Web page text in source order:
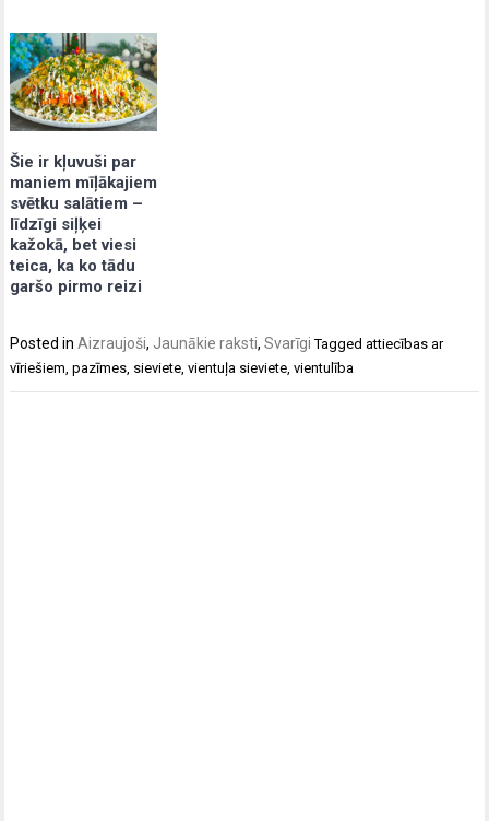
Šie ir kļuvuši par
maniem mīļākajiem
svētku salātiem –
līdzīgi siļķei
kažokā, bet viesi
teica, ka ko tādu
garšo pirmo reizi
Posted inAizraujoši, Jaunākie raksti,Svarīgi Taggedattiecības ar
vīriešiem,pazīmes, sieviete,vientuļa sieviete,vientulība